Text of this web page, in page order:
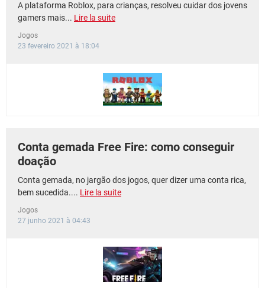
A plataforma Roblox, para crianças, resolveu cuidar dos jovens
gamers mais... Lire la suite
Jogos
23 fevereiro 2021 à 18:04
Conta gemada Free Fire: como conseguir
doação
Conta gemada, no jargão dos jogos, quer dizer uma conta rica,
bem sucedida.... Lire la suite
Jogos
27 junho 2021 à 04:43